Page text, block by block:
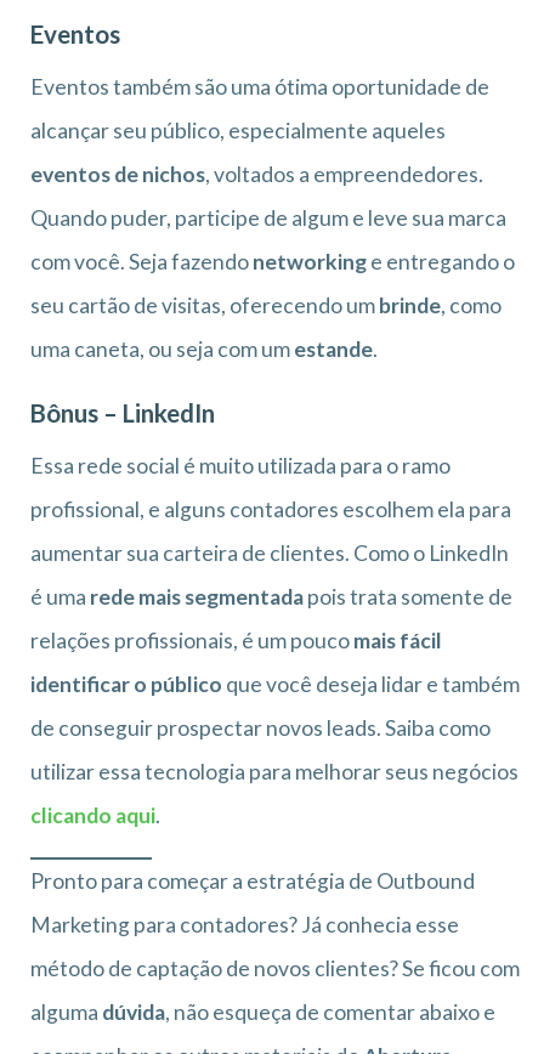
Eventos
Eventos também são uma ótima oportunidade de
alcançar seu público, especialmente aqueles
eventos de nichos, voltados a empreendedores.
Quando puder, participe de algum e leve sua marca
com você. Seja fazendonetworkinge entregando o
seu cartão de visitas, oferecendo umbrinde, como
uma caneta, ou seja com umestande.
Bônus – LinkedIn
Essa rede social é muito utilizada para o ramo
profissional, e alguns contadores escolhem ela para
aumentar sua carteira de clientes. Como o LinkedIn
é uma rede mais segmentadapois trata somente de
relações profissionais, é um poucomais fácil
identificar o público que você deseja lidar e também
de conseguir prospectar novos leads. Saiba como
utilizar essa tecnologia para melhorar seus negócios
clicando aqui.
Pronto para começar a estratégia de Outbound
Marketing para contadores? Já conhecia esse
método de captação de novos clientes? Se ficou com
alguma dúvida, não esqueça de comentar abaixo e